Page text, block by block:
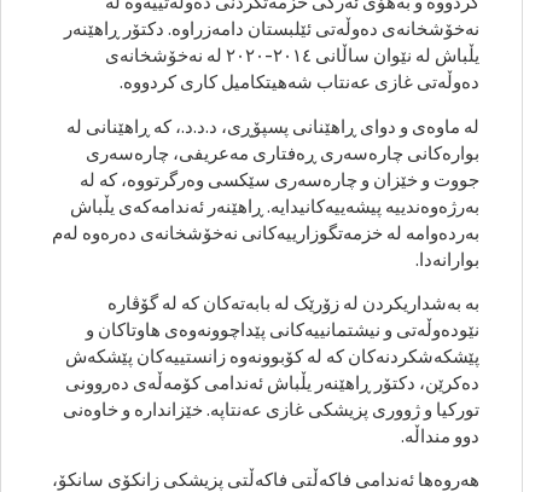
نەخۆشخانەی دەوڵەتی ئێلبستان دامەزراوە. دکتۆر ڕاهێنەر
یڵباش لە نێوان ساڵانی ٢٠١٤-٢٠٢٠ لە نەخۆشخانەی
دەوڵەتی غازی عەنتاب شەهیتکامیل کاری کردووە.
لە ماوەی و دوای ڕاهێنانی پسپۆڕی، د.د.د.، کە ڕاهێنانی لە
بوارەکانی چارەسەری ڕەفتاری مەعریفی، چارەسەری
جووت و خێزان و چارەسەری سێکسی وەرگرتووە، کە لە
بەرژەوەندییە پیشەییەکانیدایە. ڕاهێنەر ئەندامەکەی یڵباش
بەردەوامە لە خزمەتگوزارییەکانی نەخۆشخانەی دەرەوە لەم
بوارانەدا.
بە بەشداریکردن لە زۆرێک لە بابەتەکان کە لە گۆڤارە
نێودەوڵەتی و نیشتمانییەکانی پێداچوونەوەی هاوتاکان و
پێشکەشکردنەکان کە لە کۆبوونەوە زانستییەکان پێشکەش
دەکرێن، دکتۆر ڕاهێنەر یڵباش ئەندامی کۆمەڵەی دەروونی
تورکیا و ژووری پزیشکی غازی عەنتاپە. خێزاندارە و خاوەنی
دوو منداڵە.
هەروەها ئەندامی فاکەڵتی فاکەڵتی پزیشکی زانکۆی سانکۆ،